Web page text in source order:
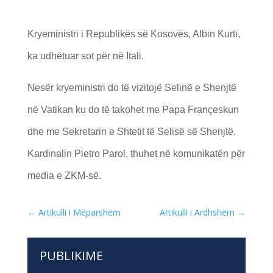
Kryeministri i Republikës së Kosovës, Albin Kurti,
ka udhëtuar sot për në Itali.
Nesër kryeministri do të vizitojë Selinë e Shenjtë
në Vatikan ku do të takohet me Papa Françeskun
dhe me Sekretarin e Shtetit të Selisë së Shenjtë,
Kardinalin Pietro Parol, thuhet në komunikatën për
media e ZKM-së.
← Artikulli i Mëparshëm Artikulli i Ardhshëm →
PUBLIKIME